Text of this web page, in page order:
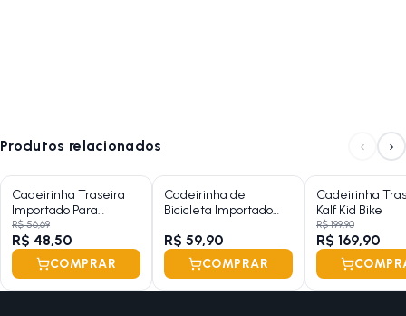
Produtos relacionados ‹ ›
Cadeirinha Traseira
Importado Para
Boneca
R$ 56,69
R$ 48,50
COMPRAR
Cadeirinha de
Bicicleta Importado
R$ 59,90
COMPRAR
Cadeirinha
Kalf Kid Bike
R$ 199,90
R$ 169,90